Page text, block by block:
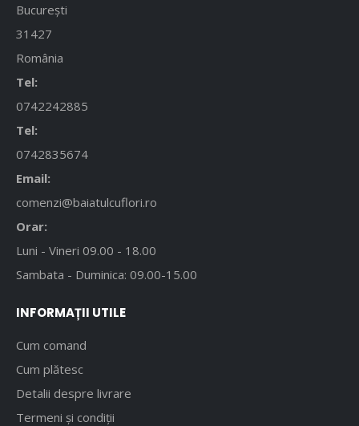
București
31427
România
Tel:
0742242885
Tel:
0742835674
Email:
comenzi@baiatulcuflori.ro
Orar:
Luni - Vineri 09.00 - 18.00
Sambata - Duminica: 09.00-15.00
INFORMAȚII UTILE
Cum comand
Cum plătesc
Detalii despre livrare
Termeni și condiții